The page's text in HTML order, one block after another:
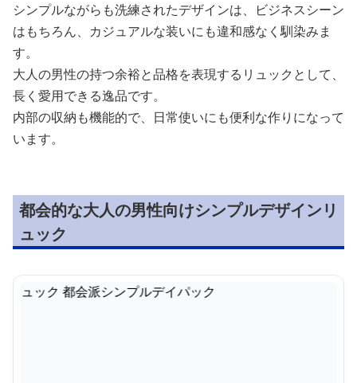
シンプルながらも洗練されたデザインは、ビジネスシーン
はもちろん、カジュアルな装いにも違和感なく馴染みま
す。
大人の男性の持つ余裕と品格を表現するリュックとして、
長く愛用できる逸品です。
内部の収納も機能的で、日常使いにも便利な作りになって
います。
都会的な大人の男性向けシンプルデザインリ
ュック